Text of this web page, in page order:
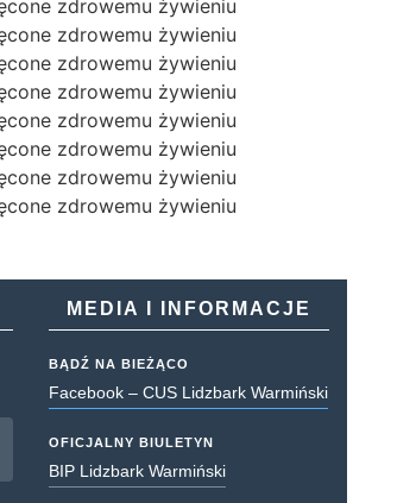
MEDIA I INFORMACJE
BĄDŹ NA BIEŻĄCO
Facebook – CUS Lidzbark Warmiński
OFICJALNY BIULETYN
BIP Lidzbark Warmiński